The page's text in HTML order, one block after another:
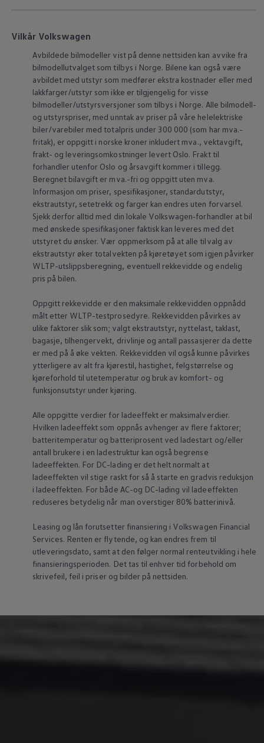
Instruksjonsbok
Kundeinformasjon
Varsellamper
Digitale tjenester
Connect Shop
Apper og tjenester
App-Connect
Kart og radio
Bilhold
Bilservice
Nybilgaranti
Verkstedtjenester
Veihjelp og bilberging
Service på elbil
Service for eldre modeller
Serviceavtale
Hvorfor velge merkeverksted
Magasin
Vilkår Volkswagen
Avbildede bilmodeller vist på denne nettsiden kan avvike fra
bilmodellutvalget som tilbys i Norge. Bilene kan også være
avbildet med utstyr som medfører ekstra kostnader eller med
lakkfarger/utstyr som ikke er tilgjengelig for visse
bilmodeller/utstyrsversjoner som tilbys i Norge. Alle bilmodell-
og utstyrspriser, med unntak av priser på våre helelektriske
biler/varebiler med totalpris under 300 000 (som har mva.-
fritak), er oppgitt i norske kroner inkludert mva., vektavgift,
frakt- og leveringsomkostninger levert Oslo. Frakt til
forhandler utenfor Oslo og årsavgift kommer i tillegg.
Beregnet bilavgift er mva.-fri og oppgitt uten mva.
Informasjon om priser, spesifikasjoner, standardutstyr,
ekstrautstyr, setetrekk og farger kan endres uten forvarsel.
Sjekk derfor alltid med din lokale Volkswagen‑forhandler at bil
med ønskede spesifikasjoner faktisk kan leveres med det
utstyret du ønsker. Vær oppmerksom på at alle tilvalg av
ekstrautstyr øker totalvekten på kjøretøyet som igjen påvirker
WLTP-utslippsberegning, eventuell rekkevidde og endelig
pris på bilen.
Oppgitt rekkevidde er den maksimale rekkevidden oppnådd
målt etter WLTP-testprosedyre. Rekkevidden påvirkes av
ulike faktorer slik som; valgt ekstrautstyr, nyttelast, taklast,
bagasje, tilhengervekt, drivlinje og antall passasjerer da dette
er med på å øke vekten. Rekkevidden vil også kunne påvirkes
ytterligere av alt fra kjørestil, hastighet, felgstørrelse og
kjøreforhold til utetemperatur og bruk av komfort- og
funksjonsutstyr under kjøring.
Alle oppgitte verdier for ladeeffekt er maksimalverdier.
Hvilken ladeeffekt som oppnås avhenger av flere faktorer;
batteritemperatur og batteriprosent ved ladestart og/eller
antall brukere i en ladestruktur kan også begrense
ladeeffekten. For DC-lading er det helt normalt at
ladeeffekten vil stige raskt for så å starte en gradvis reduksjon
i ladeeffekten. For både AC-og DC-lading vil ladeeffekten
reduseres betydelig når man overstiger 80% batterinivå.
Leasing og lån forutsetter finansiering i Volkswagen Financial
Services. Renten er flytende, og kan endres frem til
utleveringsdato, samt at den følger normal renteutvikling i hele
finansieringsperioden. Det tas til enhver tid forbehold om
skrivefeil, feil i priser og bilder på nettsiden.